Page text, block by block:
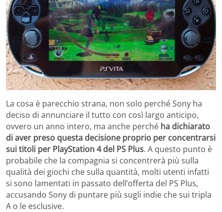
La cosa è parecchio strana, non solo perché Sony ha
deciso di annunciare il tutto con così largo anticipo,
ovvero un anno intero, ma anche perché ha dichiarato
di aver preso questa decisione proprio per concentrarsi
sui titoli per PlayStation 4 del PS Plus. A questo punto è
probabile che la compagnia si concentrerà più sulla
qualità dei giochi che sulla quantità, molti utenti infatti
si sono lamentati in passato dell’offerta del PS Plus,
accusando Sony di puntare più sugli indie che sui tripla
A o le esclusive.